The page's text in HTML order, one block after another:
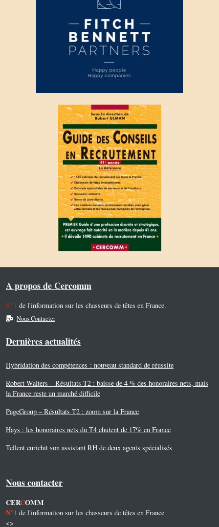
A propos de Cercomm
N°1 de l'information sur les chasseurs de têtes en France.
Nous Contacter
Dernières actualités
Hybridation des compétences : nouveau standard de réussite
Robert Walters – Résultats T2 : baisse de 4 % des honoraires nets, mais
la France reste un marché difficile
PageGroup – Résultats T2 : zoom sur la France
Hays : les honoraires nets du T4 chutent de 17% en France
Tellent enrichit son assistant RH de deux agents spécialisés
Nous contacter
CERCOMM
N°1 de l'information sur les chasseurs de têtes en France
<>